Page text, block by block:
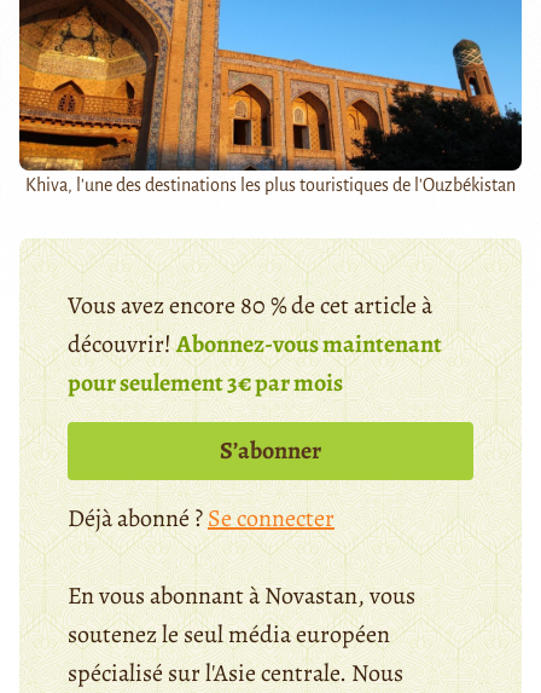
Khiva, l'une des destinations les plus touristiques de l'Ouzbékistan
Vous avez encore 80 % de cet article à
découvrir!Abonnez-vous maintenant
pour seulement 3€ par mois
S’abonner
Déjà abonné ?Se connecter
En vous abonnant à Novastan, vous
soutenez le seul média européen
spécialisé sur l'Asie centrale. Nous